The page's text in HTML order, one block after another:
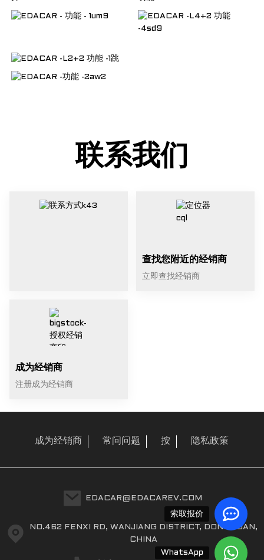
索取报价
WhatsApp
联系我们
查找您附近的经销商
立即查找经销商
成为经销商
注册成为经销商
成为经销商 常问问题 按 隐私政策
EDACAR@EDACAREV.COM
NO.462 FENXI RD, WANJIANG DISTRICT, DONGGUAN,
CHINA